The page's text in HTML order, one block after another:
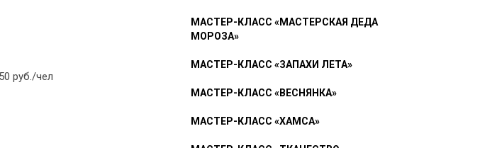
руб./чел
МАСТЕР-КЛАСС «МАСТЕРСКАЯ ДЕДА
МОРОЗА»
МАСТЕР-КЛАСС «ЗАПАХИ ЛЕТА»
МАСТЕР-КЛАСС «ВЕСНЯНКА»
МАСТЕР-КЛАСС «ХАМСА»